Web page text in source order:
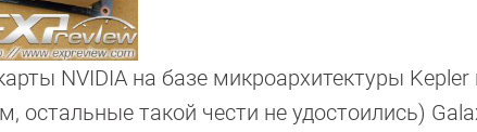
NVIDIA на базе микроархитектуры Kepler
остальные такой чести не удостоились)